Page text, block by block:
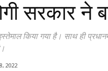
सरकार ने
किया गया है। साथ ही
2022